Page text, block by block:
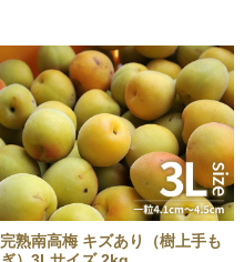
完熟南高梅 キズあり（樹上手も